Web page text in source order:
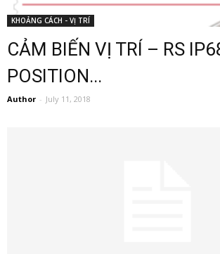
KHOẢNG CÁCH - VỊ TRÍ
CẢM BIẾN VỊ TRÍ – RS
POSITION...
Author - July 11, 2018